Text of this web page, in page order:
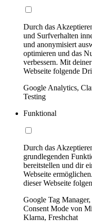
Durch das
und Surfverhalten
und anonymisiert
optimieren und das
verbessern. Mit
Webseite folgende
Google Analytics,
Testing
Funktional
Durch das
grundlegenden
bereitstellen und dir
Webseite
dieser Webseite
Google Tag
Consent Mode von
Klarna, Freshchat